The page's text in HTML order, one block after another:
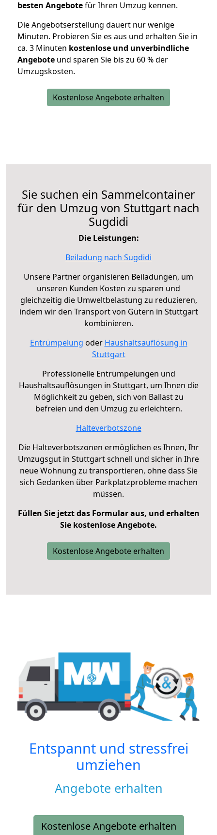
besten Angebotefür Ihren Umzug kennen.
Die Angebotserstellung dauert nur wenige
Minuten. Probieren Sie es aus und erhalten Sie in
ca. 3 Minuten kostenlose und unverbindliche
Angebote und sparen Sie bis zu 60 % der
Umzugskosten.
Kostenlose Angebote erhalten
Sie suchen ein Sammelcontainer
für den Umzug von Stuttgart nach
Sugdidi
Die Leistungen:
Beiladung nach Sugdidi
Unsere Partner organisieren Beiladungen, um
unseren Kunden Kosten zu sparen und
gleichzeitig die Umweltbelastung zu reduzieren,
indem wir den Transport von Gütern in Stuttgart
kombinieren.
Entrümpelung oder Haushaltsauflösung in
Stuttgart
Professionelle Entrümpelungen und
Haushaltsauflösungen in Stuttgart, um Ihnen die
Möglichkeit zu geben, sich von Ballast zu
befreien und den Umzug zu erleichtern.
Halteverbotszone
Die Halteverbotszonen ermöglichen es Ihnen, Ihr
Umzugsgut in Stuttgart schnell und sicher in Ihre
neue Wohnung zu transportieren, ohne dass Sie
sich Gedanken über Parkplatzprobleme machen
müssen.
Füllen Sie jetzt das Formular aus, und erhalten
Sie kostenlose Angebote.
Kostenlose Angebote erhalten
Entspannt und stressfrei
umziehen
Angebote erhalten
Kostenlose Angebote erhalten